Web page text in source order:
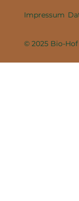
Impressum
© 2025 Bio-